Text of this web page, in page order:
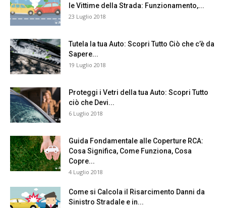
le Vittime della Strada: Funzionamento,...
23 Luglio 2018
Tutela la tua Auto: Scopri Tutto Ciò che c’è da
Sapere...
19 Luglio 2018
Proteggi i Vetri della tua Auto: Scopri Tutto
ciò che Devi...
6 Luglio 2018
Guida Fondamentale alle Coperture RCA:
Cosa Significa, Come Funziona, Cosa
Copre...
4 Luglio 2018
Come si Calcola il Risarcimento Danni da
Sinistro Stradale e in...